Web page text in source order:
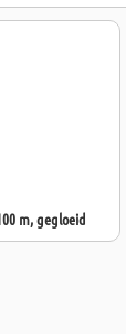
m, gegloeid